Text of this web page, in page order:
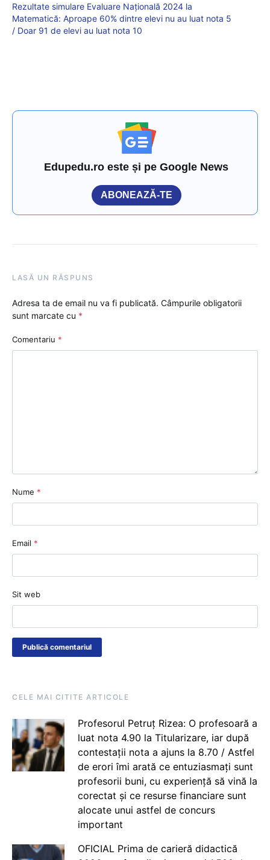
Rezultate simulare Evaluare Națională 2024 la
Matematică: Aproape 60% dintre elevi nu au luat nota 5
/ Doar 91 de elevi au luat nota 10
Edupedu.ro este și pe Google News
ABONEAZĂ-TE
LASĂ UN RĂSPUNS
Adresa ta de email nu va fi publicată. Câmpurile obligatorii
sunt marcate cu *
Comentariu *
Nume *
Email *
Sit web
CELE MAI CITITE ARTICOLE
Profesorul Petruț Rizea: O profesoară a
luat nota 4.90 la Titularizare, iar după
contestații nota a ajuns la 8.70 / Astfel
de erori îmi arată ce entuziasmați sunt
profesorii buni, cu experiență să vină la
corectat și ce resurse financiare sunt
alocate unui astfel de concurs
important
OFICIAL Prima de carieră didactică